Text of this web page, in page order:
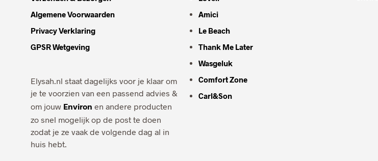
Algemene Voorwaarden
Privacy Verklaring
GPSR Wetgeving
Elysah.nl staat dagelijks voor je klaar om
je te voorzien van een passend advies &
om jouw Environ en andere producten
zo snel mogelijk op de post te doen
zodat je ze vaak de volgende dag al in
huis hebt.
Amici
Le Beach
Thank Me Later
Wasgeluk
Comfort Zone
Carl&Son